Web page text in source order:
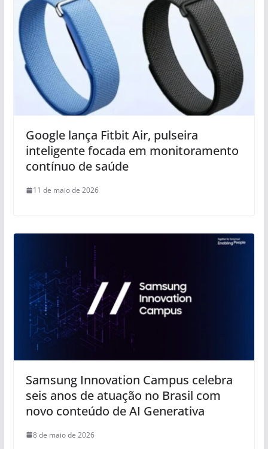
Google lança Fitbit Air, pulseira
inteligente focada em monitoramento
contínuo de saúde
11 de maio de 2026
Samsung Innovation Campus celebra
seis anos de atuação no Brasil com
novo conteúdo de AI Generativa
8 de maio de 2026